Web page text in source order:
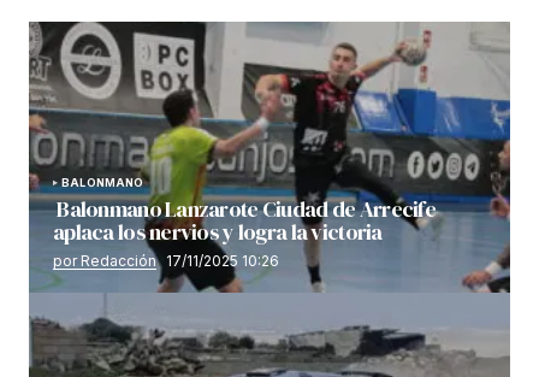
BALONMANO
Balonmano Lanzarote Ciudad de Arrecife
aplaca los nervios y logra la victoria
por Redacción 17/11/2025 10:26